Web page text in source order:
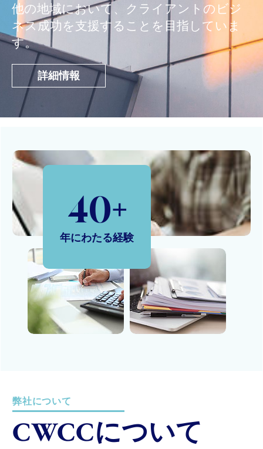
他の地域において、クライアントのビジ
ネス成功を支援することを目指していま
す。
詳細情報
40+
年にわたる経験
弊社について
CWCCについて